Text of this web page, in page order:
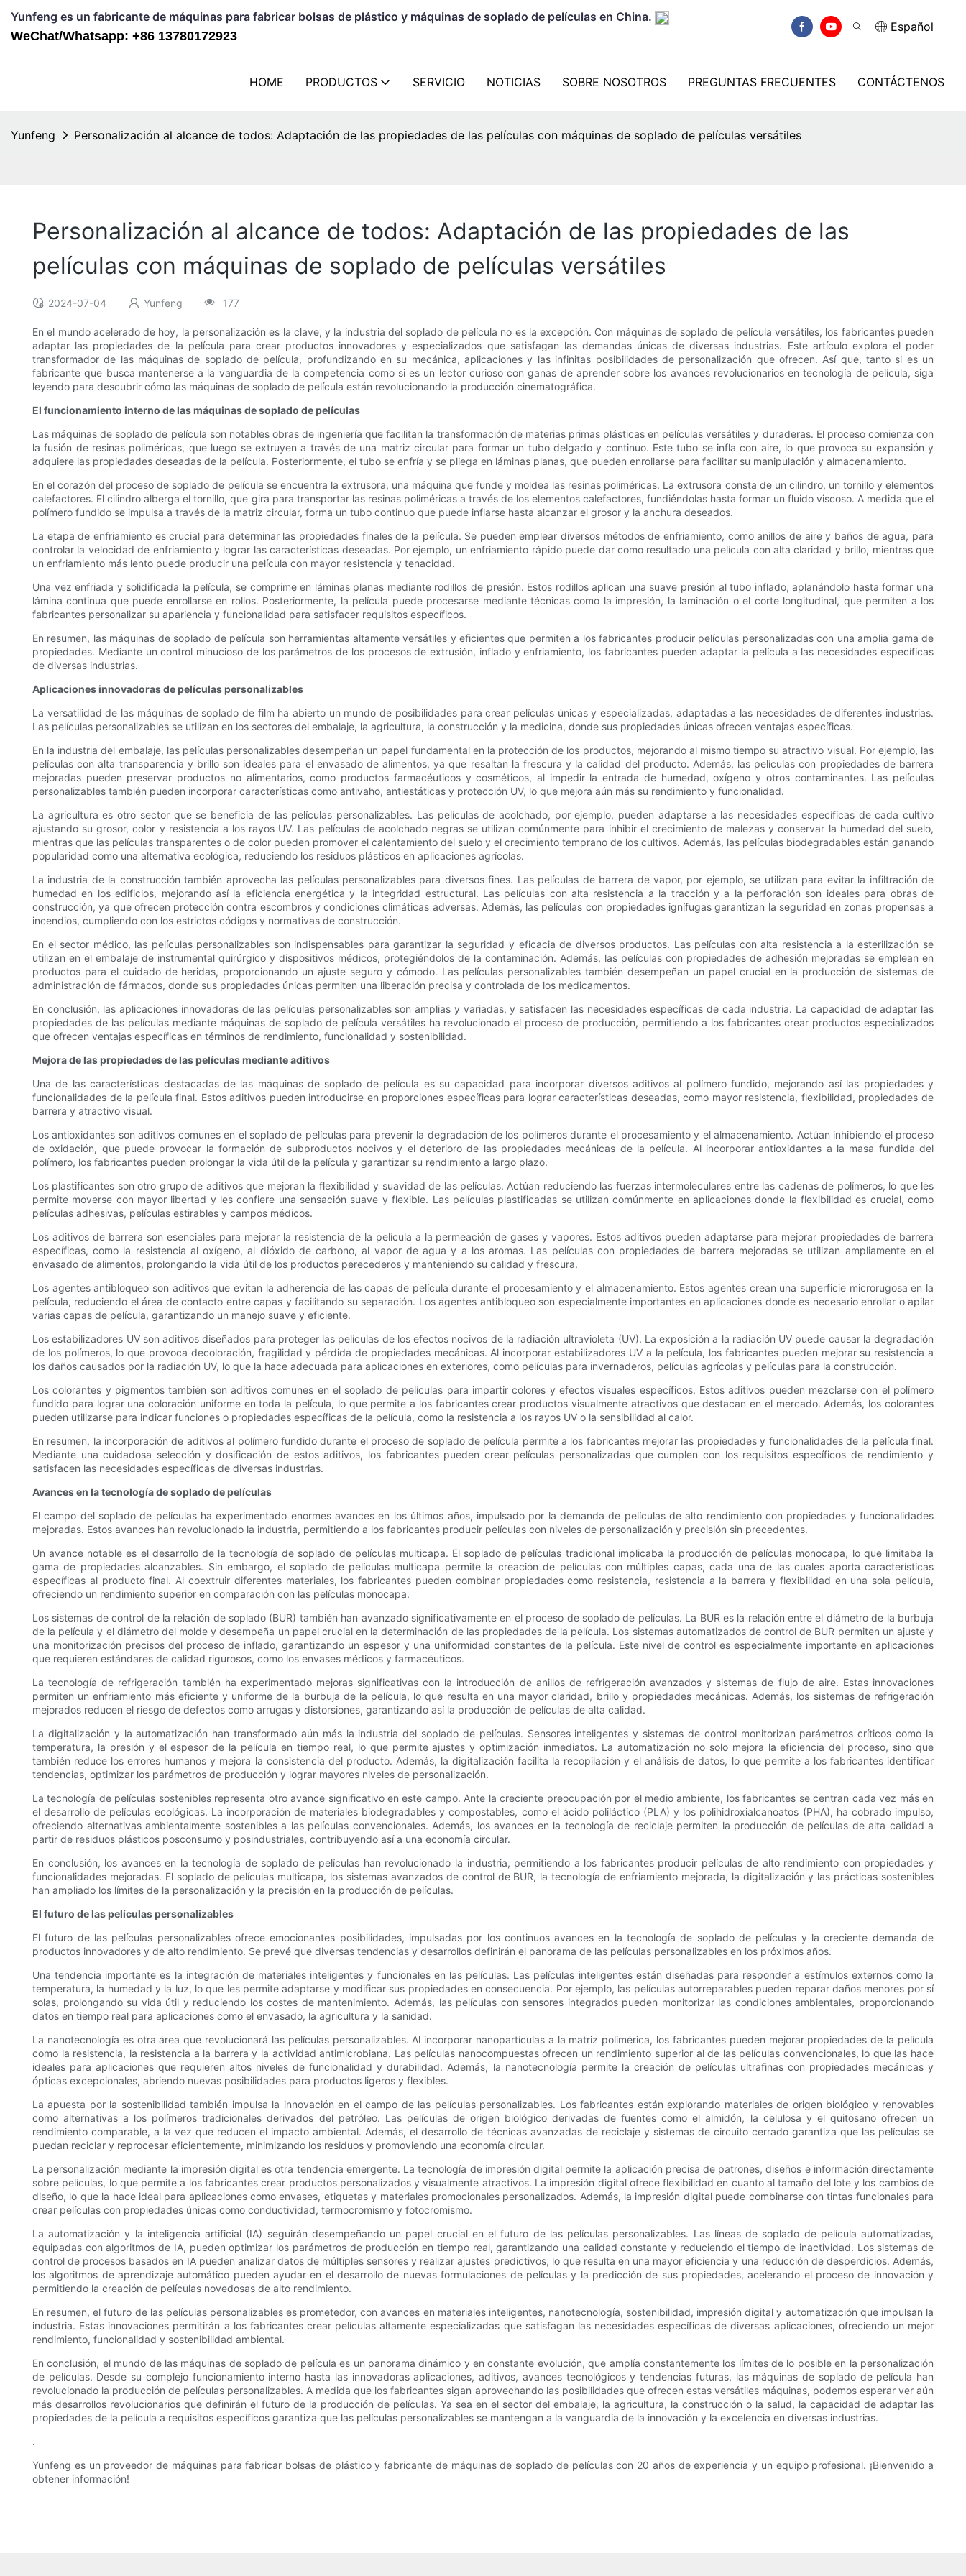
Yunfeng es un fabricante de máquinas para fabricar bolsas de plástico y máquinas de soplado de películas en China.
WeChat/Whatsapp: +86 13780172923
Español
HOME PRODUCTOS SERVICIO NOTICIAS SOBRE NOSOTROS PREGUNTAS FRECUENTES CONTÁCTENOS
Yunfeng Personalización al alcance de todos: Adaptación de las propiedades de las películas con máquinas de soplado de películas versátiles
Personalización al alcance de todos: Adaptación de las propiedades de las
películas con máquinas de soplado de películas versátiles
2024-07-04 Yunfeng 177
En el mundo acelerado de hoy, la personalización es la clave, y la industria del soplado de película no es la excepción. Con máquinas de soplado de película versátiles, los fabricantes pueden
adaptar las propiedades de la película para crear productos innovadores y especializados que satisfagan las demandas únicas de diversas industrias. Este artículo explora el poder
transformador de las máquinas de soplado de película, profundizando en su mecánica, aplicaciones y las infinitas posibilidades de personalización que ofrecen. Así que, tanto si es un
fabricante que busca mantenerse a la vanguardia de la competencia como si es un lector curioso con ganas de aprender sobre los avances revolucionarios en tecnología de película, siga
leyendo para descubrir cómo las máquinas de soplado de película están revolucionando la producción cinematográfica.
El funcionamiento interno de las máquinas de soplado de películas
Las máquinas de soplado de película son notables obras de ingeniería que facilitan la transformación de materias primas plásticas en películas versátiles y duraderas. El proceso comienza con
la fusión de resinas poliméricas, que luego se extruyen a través de una matriz circular para formar un tubo delgado y continuo. Este tubo se infla con aire, lo que provoca su expansión y
adquiere las propiedades deseadas de la película. Posteriormente, el tubo se enfría y se pliega en láminas planas, que pueden enrollarse para facilitar su manipulación y almacenamiento.
En el corazón del proceso de soplado de película se encuentra la extrusora, una máquina que funde y moldea las resinas poliméricas. La extrusora consta de un cilindro, un tornillo y elementos
calefactores. El cilindro alberga el tornillo, que gira para transportar las resinas poliméricas a través de los elementos calefactores, fundiéndolas hasta formar un fluido viscoso. A medida que el
polímero fundido se impulsa a través de la matriz circular, forma un tubo continuo que puede inflarse hasta alcanzar el grosor y la anchura deseados.
La etapa de enfriamiento es crucial para determinar las propiedades finales de la película. Se pueden emplear diversos métodos de enfriamiento, como anillos de aire y baños de agua, para
controlar la velocidad de enfriamiento y lograr las características deseadas. Por ejemplo, un enfriamiento rápido puede dar como resultado una película con alta claridad y brillo, mientras que
un enfriamiento más lento puede producir una película con mayor resistencia y tenacidad.
Una vez enfriada y solidificada la película, se comprime en láminas planas mediante rodillos de presión. Estos rodillos aplican una suave presión al tubo inflado, aplanándolo hasta formar una
lámina continua que puede enrollarse en rollos. Posteriormente, la película puede procesarse mediante técnicas como la impresión, la laminación o el corte longitudinal, que permiten a los
fabricantes personalizar su apariencia y funcionalidad para satisfacer requisitos específicos.
En resumen, las máquinas de soplado de película son herramientas altamente versátiles y eficientes que permiten a los fabricantes producir películas personalizadas con una amplia gama de
propiedades. Mediante un control minucioso de los parámetros de los procesos de extrusión, inflado y enfriamiento, los fabricantes pueden adaptar la película a las necesidades específicas
de diversas industrias.
Aplicaciones innovadoras de películas personalizables
La versatilidad de las máquinas de soplado de film ha abierto un mundo de posibilidades para crear películas únicas y especializadas, adaptadas a las necesidades de diferentes industrias.
Las películas personalizables se utilizan en los sectores del embalaje, la agricultura, la construcción y la medicina, donde sus propiedades únicas ofrecen ventajas específicas.
En la industria del embalaje, las películas personalizables desempeñan un papel fundamental en la protección de los productos, mejorando al mismo tiempo su atractivo visual. Por ejemplo, las
películas con alta transparencia y brillo son ideales para el envasado de alimentos, ya que resaltan la frescura y la calidad del producto. Además, las películas con propiedades de barrera
mejoradas pueden preservar productos no alimentarios, como productos farmacéuticos y cosméticos, al impedir la entrada de humedad, oxígeno y otros contaminantes. Las películas
personalizables también pueden incorporar características como antivaho, antiestáticas y protección UV, lo que mejora aún más su rendimiento y funcionalidad.
La agricultura es otro sector que se beneficia de las películas personalizables. Las películas de acolchado, por ejemplo, pueden adaptarse a las necesidades específicas de cada cultivo
ajustando su grosor, color y resistencia a los rayos UV. Las películas de acolchado negras se utilizan comúnmente para inhibir el crecimiento de malezas y conservar la humedad del suelo,
mientras que las películas transparentes o de color pueden promover el calentamiento del suelo y el crecimiento temprano de los cultivos. Además, las películas biodegradables están ganando
popularidad como una alternativa ecológica, reduciendo los residuos plásticos en aplicaciones agrícolas.
La industria de la construcción también aprovecha las películas personalizables para diversos fines. Las películas de barrera de vapor, por ejemplo, se utilizan para evitar la infiltración de
humedad en los edificios, mejorando así la eficiencia energética y la integridad estructural. Las películas con alta resistencia a la tracción y a la perforación son ideales para obras de
construcción, ya que ofrecen protección contra escombros y condiciones climáticas adversas. Además, las películas con propiedades ignífugas garantizan la seguridad en zonas propensas a
incendios, cumpliendo con los estrictos códigos y normativas de construcción.
En el sector médico, las películas personalizables son indispensables para garantizar la seguridad y eficacia de diversos productos. Las películas con alta resistencia a la esterilización se
utilizan en el embalaje de instrumental quirúrgico y dispositivos médicos, protegiéndolos de la contaminación. Además, las películas con propiedades de adhesión mejoradas se emplean en
productos para el cuidado de heridas, proporcionando un ajuste seguro y cómodo. Las películas personalizables también desempeñan un papel crucial en la producción de sistemas de
administración de fármacos, donde sus propiedades únicas permiten una liberación precisa y controlada de los medicamentos.
En conclusión, las aplicaciones innovadoras de las películas personalizables son amplias y variadas, y satisfacen las necesidades específicas de cada industria. La capacidad de adaptar las
propiedades de las películas mediante máquinas de soplado de película versátiles ha revolucionado el proceso de producción, permitiendo a los fabricantes crear productos especializados
que ofrecen ventajas específicas en términos de rendimiento, funcionalidad y sostenibilidad.
Mejora de las propiedades de las películas mediante aditivos
Una de las características destacadas de las máquinas de soplado de película es su capacidad para incorporar diversos aditivos al polímero fundido, mejorando así las propiedades y
funcionalidades de la película final. Estos aditivos pueden introducirse en proporciones específicas para lograr características deseadas, como mayor resistencia, flexibilidad, propiedades de
barrera y atractivo visual.
Los antioxidantes son aditivos comunes en el soplado de películas para prevenir la degradación de los polímeros durante el procesamiento y el almacenamiento. Actúan inhibiendo el proceso
de oxidación, que puede provocar la formación de subproductos nocivos y el deterioro de las propiedades mecánicas de la película. Al incorporar antioxidantes a la masa fundida del
polímero, los fabricantes pueden prolongar la vida útil de la película y garantizar su rendimiento a largo plazo.
Los plastificantes son otro grupo de aditivos que mejoran la flexibilidad y suavidad de las películas. Actúan reduciendo las fuerzas intermoleculares entre las cadenas de polímeros, lo que les
permite moverse con mayor libertad y les confiere una sensación suave y flexible. Las películas plastificadas se utilizan comúnmente en aplicaciones donde la flexibilidad es crucial, como
películas adhesivas, películas estirables y campos médicos.
Los aditivos de barrera son esenciales para mejorar la resistencia de la película a la permeación de gases y vapores. Estos aditivos pueden adaptarse para mejorar propiedades de barrera
específicas, como la resistencia al oxígeno, al dióxido de carbono, al vapor de agua y a los aromas. Las películas con propiedades de barrera mejoradas se utilizan ampliamente en el
envasado de alimentos, prolongando la vida útil de los productos perecederos y manteniendo su calidad y frescura.
Los agentes antibloqueo son aditivos que evitan la adherencia de las capas de película durante el procesamiento y el almacenamiento. Estos agentes crean una superficie microrugosa en la
película, reduciendo el área de contacto entre capas y facilitando su separación. Los agentes antibloqueo son especialmente importantes en aplicaciones donde es necesario enrollar o apilar
varias capas de película, garantizando un manejo suave y eficiente.
Los estabilizadores UV son aditivos diseñados para proteger las películas de los efectos nocivos de la radiación ultravioleta (UV). La exposición a la radiación UV puede causar la degradación
de los polímeros, lo que provoca decoloración, fragilidad y pérdida de propiedades mecánicas. Al incorporar estabilizadores UV a la película, los fabricantes pueden mejorar su resistencia a
los daños causados ​​por la radiación UV, lo que la hace adecuada para aplicaciones en exteriores, como películas para invernaderos, películas agrícolas y películas para la construcción.
Los colorantes y pigmentos también son aditivos comunes en el soplado de películas para impartir colores y efectos visuales específicos. Estos aditivos pueden mezclarse con el polímero
fundido para lograr una coloración uniforme en toda la película, lo que permite a los fabricantes crear productos visualmente atractivos que destacan en el mercado. Además, los colorantes
pueden utilizarse para indicar funciones o propiedades específicas de la película, como la resistencia a los rayos UV o la sensibilidad al calor.
En resumen, la incorporación de aditivos al polímero fundido durante el proceso de soplado de película permite a los fabricantes mejorar las propiedades y funcionalidades de la película final.
Mediante una cuidadosa selección y dosificación de estos aditivos, los fabricantes pueden crear películas personalizadas que cumplen con los requisitos específicos de rendimiento y
satisfacen las necesidades específicas de diversas industrias.
Avances en la tecnología de soplado de películas
El campo del soplado de películas ha experimentado enormes avances en los últimos años, impulsado por la demanda de películas de alto rendimiento con propiedades y funcionalidades
mejoradas. Estos avances han revolucionado la industria, permitiendo a los fabricantes producir películas con niveles de personalización y precisión sin precedentes.
Un avance notable es el desarrollo de la tecnología de soplado de películas multicapa. El soplado de películas tradicional implicaba la producción de películas monocapa, lo que limitaba la
gama de propiedades alcanzables. Sin embargo, el soplado de películas multicapa permite la creación de películas con múltiples capas, cada una de las cuales aporta características
específicas al producto final. Al coextruir diferentes materiales, los fabricantes pueden combinar propiedades como resistencia, resistencia a la barrera y flexibilidad en una sola película,
ofreciendo un rendimiento superior en comparación con las películas monocapa.
Los sistemas de control de la relación de soplado (BUR) también han avanzado significativamente en el proceso de soplado de películas. La BUR es la relación entre el diámetro de la burbuja
de la película y el diámetro del molde y desempeña un papel crucial en la determinación de las propiedades de la película. Los sistemas automatizados de control de BUR permiten un ajuste y
una monitorización precisos del proceso de inflado, garantizando un espesor y una uniformidad constantes de la película. Este nivel de control es especialmente importante en aplicaciones
que requieren estándares de calidad rigurosos, como los envases médicos y farmacéuticos.
La tecnología de refrigeración también ha experimentado mejoras significativas con la introducción de anillos de refrigeración avanzados y sistemas de flujo de aire. Estas innovaciones
permiten un enfriamiento más eficiente y uniforme de la burbuja de la película, lo que resulta en una mayor claridad, brillo y propiedades mecánicas. Además, los sistemas de refrigeración
mejorados reducen el riesgo de defectos como arrugas y distorsiones, garantizando así la producción de películas de alta calidad.
La digitalización y la automatización han transformado aún más la industria del soplado de películas. Sensores inteligentes y sistemas de control monitorizan parámetros críticos como la
temperatura, la presión y el espesor de la película en tiempo real, lo que permite ajustes y optimización inmediatos. La automatización no solo mejora la eficiencia del proceso, sino que
también reduce los errores humanos y mejora la consistencia del producto. Además, la digitalización facilita la recopilación y el análisis de datos, lo que permite a los fabricantes identificar
tendencias, optimizar los parámetros de producción y lograr mayores niveles de personalización.
La tecnología de películas sostenibles representa otro avance significativo en este campo. Ante la creciente preocupación por el medio ambiente, los fabricantes se centran cada vez más en
el desarrollo de películas ecológicas. La incorporación de materiales biodegradables y compostables, como el ácido poliláctico (PLA) y los polihidroxialcanoatos (PHA), ha cobrado impulso,
ofreciendo alternativas ambientalmente sostenibles a las películas convencionales. Además, los avances en la tecnología de reciclaje permiten la producción de películas de alta calidad a
partir de residuos plásticos posconsumo y posindustriales, contribuyendo así a una economía circular.
En conclusión, los avances en la tecnología de soplado de películas han revolucionado la industria, permitiendo a los fabricantes producir películas de alto rendimiento con propiedades y
funcionalidades mejoradas. El soplado de películas multicapa, los sistemas avanzados de control de BUR, la tecnología de enfriamiento mejorada, la digitalización y las prácticas sostenibles
han ampliado los límites de la personalización y la precisión en la producción de películas.
El futuro de las películas personalizables
El futuro de las películas personalizables ofrece emocionantes posibilidades, impulsadas por los continuos avances en la tecnología de soplado de películas y la creciente demanda de
productos innovadores y de alto rendimiento. Se prevé que diversas tendencias y desarrollos definirán el panorama de las películas personalizables en los próximos años.
Una tendencia importante es la integración de materiales inteligentes y funcionales en las películas. Las películas inteligentes están diseñadas para responder a estímulos externos como la
temperatura, la humedad y la luz, lo que les permite adaptarse y modificar sus propiedades en consecuencia. Por ejemplo, las películas autorreparables pueden reparar daños menores por sí
solas, prolongando su vida útil y reduciendo los costes de mantenimiento. Además, las películas con sensores integrados pueden monitorizar las condiciones ambientales, proporcionando
datos en tiempo real para aplicaciones como el envasado, la agricultura y la sanidad.
La nanotecnología es otra área que revolucionará las películas personalizables. Al incorporar nanopartículas a la matriz polimérica, los fabricantes pueden mejorar propiedades de la película
como la resistencia, la resistencia a la barrera y la actividad antimicrobiana. Las películas nanocompuestas ofrecen un rendimiento superior al de las películas convencionales, lo que las hace
ideales para aplicaciones que requieren altos niveles de funcionalidad y durabilidad. Además, la nanotecnología permite la creación de películas ultrafinas con propiedades mecánicas y
ópticas excepcionales, abriendo nuevas posibilidades para productos ligeros y flexibles.
La apuesta por la sostenibilidad también impulsa la innovación en el campo de las películas personalizables. Los fabricantes están explorando materiales de origen biológico y renovables
como alternativas a los polímeros tradicionales derivados del petróleo. Las películas de origen biológico derivadas de fuentes como el almidón, la celulosa y el quitosano ofrecen un
rendimiento comparable, a la vez que reducen el impacto ambiental. Además, el desarrollo de técnicas avanzadas de reciclaje y sistemas de circuito cerrado garantiza que las películas se
puedan reciclar y reprocesar eficientemente, minimizando los residuos y promoviendo una economía circular.
La personalización mediante la impresión digital es otra tendencia emergente. La tecnología de impresión digital permite la aplicación precisa de patrones, diseños e información directamente
sobre películas, lo que permite a los fabricantes crear productos personalizados y visualmente atractivos. La impresión digital ofrece flexibilidad en cuanto al tamaño del lote y los cambios de
diseño, lo que la hace ideal para aplicaciones como envases, etiquetas y materiales promocionales personalizados. Además, la impresión digital puede combinarse con tintas funcionales para
crear películas con propiedades únicas como conductividad, termocromismo y fotocromismo.
La automatización y la inteligencia artificial (IA) seguirán desempeñando un papel crucial en el futuro de las películas personalizables. Las líneas de soplado de película automatizadas,
equipadas con algoritmos de IA, pueden optimizar los parámetros de producción en tiempo real, garantizando una calidad constante y reduciendo el tiempo de inactividad. Los sistemas de
control de procesos basados ​​en IA pueden analizar datos de múltiples sensores y realizar ajustes predictivos, lo que resulta en una mayor eficiencia y una reducción de desperdicios. Además,
los algoritmos de aprendizaje automático pueden ayudar en el desarrollo de nuevas formulaciones de películas y la predicción de sus propiedades, acelerando el proceso de innovación y
permitiendo la creación de películas novedosas de alto rendimiento.
En resumen, el futuro de las películas personalizables es prometedor, con avances en materiales inteligentes, nanotecnología, sostenibilidad, impresión digital y automatización que impulsan la
industria. Estas innovaciones permitirán a los fabricantes crear películas altamente especializadas que satisfagan las necesidades específicas de diversas aplicaciones, ofreciendo un mejor
rendimiento, funcionalidad y sostenibilidad ambiental.
En conclusión, el mundo de las máquinas de soplado de película es un panorama dinámico y en constante evolución, que amplía constantemente los límites de lo posible en la personalización
de películas. Desde su complejo funcionamiento interno hasta las innovadoras aplicaciones, aditivos, avances tecnológicos y tendencias futuras, las máquinas de soplado de película han
revolucionado la producción de películas personalizables. A medida que los fabricantes sigan aprovechando las posibilidades que ofrecen estas versátiles máquinas, podemos esperar ver aún
más desarrollos revolucionarios que definirán el futuro de la producción de películas. Ya sea en el sector del embalaje, la agricultura, la construcción o la salud, la capacidad de adaptar las
propiedades de la película a requisitos específicos garantiza que las películas personalizables se mantengan a la vanguardia de la innovación y la excelencia en diversas industrias.
.
Yunfeng es un proveedor de máquinas para fabricar bolsas de plástico y fabricante de máquinas de soplado de películas con 20 años de experiencia y un equipo profesional. ¡Bienvenido a
obtener información!